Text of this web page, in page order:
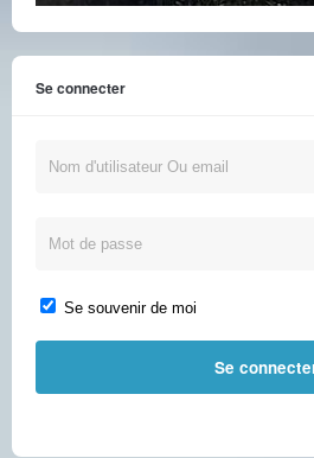
Se connecter
Se souvenir de moi